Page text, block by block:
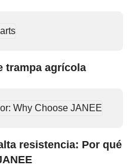
trampa agrícola
resistencia: Por qué